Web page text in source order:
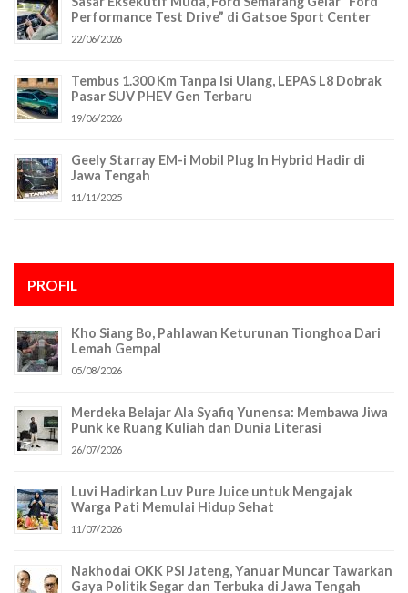
Performance Test Drive” di Gatsoe Sport Center
22/06/2026
Tembus 1.300 Km Tanpa Isi Ulang, LEPAS L8 Dobrak
Pasar SUV PHEV Gen Terbaru
19/06/2026
Geely Starray EM-i Mobil Plug In Hybrid Hadir di
Jawa Tengah
11/11/2025
PROFIL
Kho Siang Bo, Pahlawan Keturunan Tionghoa Dari
Lemah Gempal
05/08/2026
Merdeka Belajar Ala Syafiq Yunensa: Membawa Jiwa
Punk ke Ruang Kuliah dan Dunia Literasi
26/07/2026
Luvi Hadirkan Luv Pure Juice untuk Mengajak
Warga Pati Memulai Hidup Sehat
11/07/2026
Nakhodai OKK PSI Jateng, Yanuar Muncar Tawarkan
Gaya Politik Segar dan Terbuka di Jawa Tengah